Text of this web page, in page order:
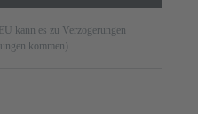
kann es zu Verzögerungen
kommen)